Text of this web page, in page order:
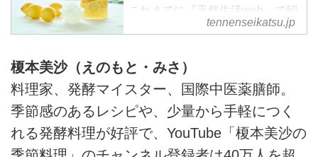
これまでに『天然生活web』で紹
介した「氷砂糖×旬の果実」のレ
tennenseikatsu.jp
榎本美沙（えのもと・みさ）
料理家、発酵マイスター、国際中医薬膳師。
季節感のあるレシピや、少量から手軽につく
れる発酵料理が好評で、YouTube「榎本美沙の